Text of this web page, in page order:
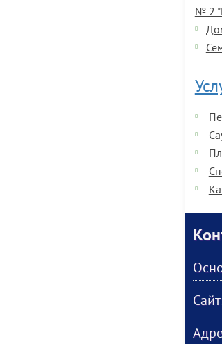
№ 2